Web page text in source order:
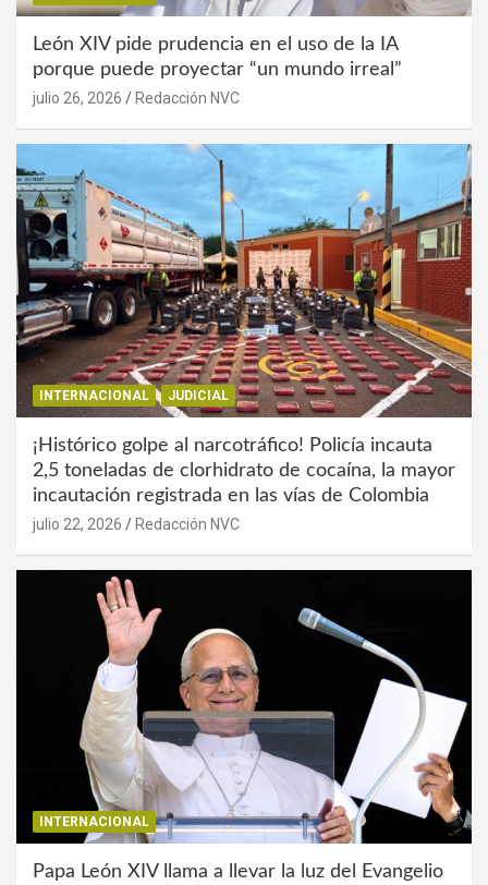
León XIV pide prudencia en el uso de la IA
porque puede proyectar “un mundo irreal”
julio 26, 2026 Redacción NVC
INTERNACIONAL JUDICIAL
¡Histórico golpe al narcotráfico! Policía incauta
2,5 toneladas de clorhidrato de cocaína, la mayor
incautación registrada en las vías de Colombia
julio 22, 2026 Redacción NVC
INTERNACIONAL
Papa León XIV llama a llevar la luz del Evangelio